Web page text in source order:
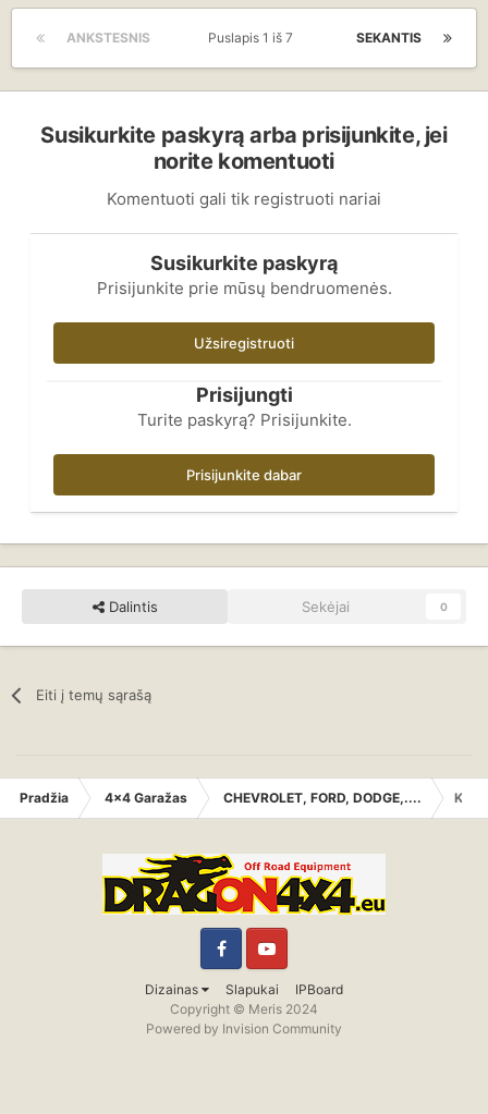
ANKSTESNIS SEKANTIS
Puslapis 1 iš 7
Susikurkite paskyrą arba prisijunkite, jei
norite komentuoti
Komentuoti gali tik registruoti nariai
Susikurkite paskyrą
Prisijunkite prie mūsų bendruomenės.
Užsiregistruoti
Prisijungti
Turite paskyrą? Prisijunkite.
Prisijunkite dabar
Dalintis Sekėjai 0
Eiti į temų sąrašą
Pradžia 4x4 Garažas CHEVROLET, FORD, DODGE,....
Dizainas Slapukai IPBoard
FacebookYouTube
Copyright © Meris 2024
Powered by Invision Community